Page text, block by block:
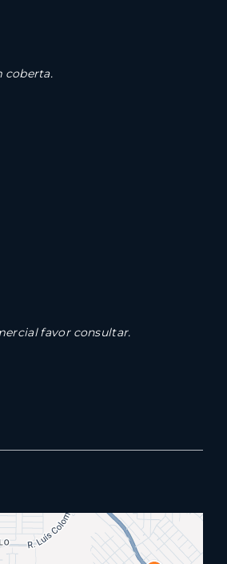
coberta.
favor consultar.